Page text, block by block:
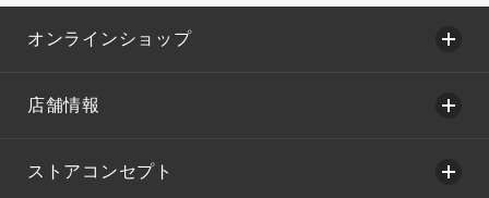
オンラインショップ
店舗情報
ストアコンセプト